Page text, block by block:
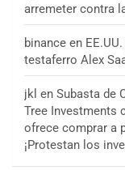
arremeter contra
binance en
testaferro Alex
jkl en Subasta de
Tree Investments
ofrece comprar a
¡Protestan los